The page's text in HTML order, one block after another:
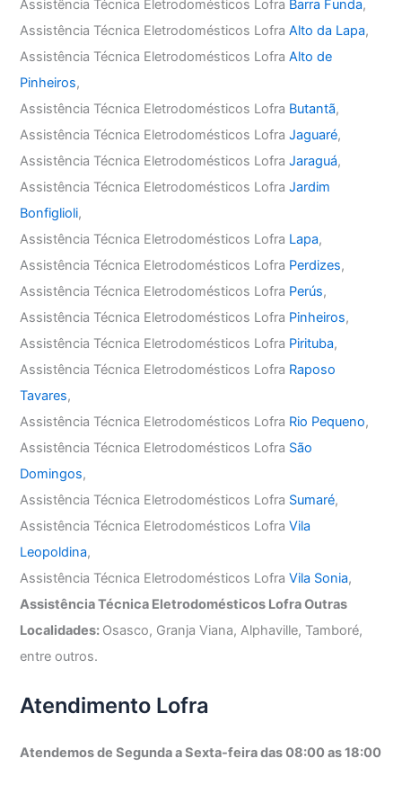
Assistência Técnica Eletrodomésticos Lofra Barra Funda,
Assistência Técnica Eletrodomésticos LofraAlto da Lapa,
Assistência Técnica Eletrodomésticos LofraAlto de
Pinheiros,
Assistência Técnica Eletrodomésticos Lofra Butantã,
Assistência Técnica Eletrodomésticos LofraJaguaré,
Assistência Técnica Eletrodomésticos LofraJaraguá,
Assistência Técnica Eletrodomésticos LofraJardim
Bonfiglioli,
Assistência Técnica Eletrodomésticos Lofra Lapa,
Assistência Técnica Eletrodomésticos Lofra Perdizes,
Assistência Técnica Eletrodomésticos Lofra Perús,
Assistência Técnica Eletrodomésticos Lofra Pinheiros,
Assistência Técnica Eletrodomésticos Lofra Pirituba,
Assistência Técnica Eletrodomésticos Lofra Raposo
Tavares,
Assistência Técnica Eletrodomésticos Lofra Rio Pequeno,
Assistência Técnica Eletrodomésticos Lofra São
Domingos,
Assistência Técnica Eletrodomésticos Lofra Sumaré,
Assistência Técnica Eletrodomésticos LofraVila
Leopoldina,
Assistência Técnica Eletrodomésticos LofraVila Sonia,
Assistência Técnica Eletrodomésticos Lofra Outras
Localidades: Osasco, Granja Viana, Alphaville, Tamboré,
entre outros.
Atendimento Lofra
Atendemos de Segunda a Sexta-feira das 08:00 as 18:00